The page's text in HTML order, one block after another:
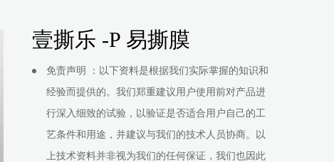
壹撕乐 -P 易撕膜
免责声明 ：以下资料是根据我们实际掌握的知识和
经验而提供的。我们郑重建议用户使用前对产品进
行深入细致的试验，以验证是否适合用户自己的工
艺条件和用途，并建议与我们的技术人员协商。以
上技术资料并非视为我们的任何保证，我们也因此